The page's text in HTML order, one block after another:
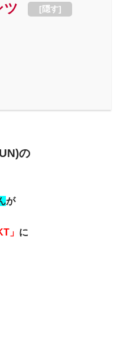
ツ [隠す]
の
が
」 に